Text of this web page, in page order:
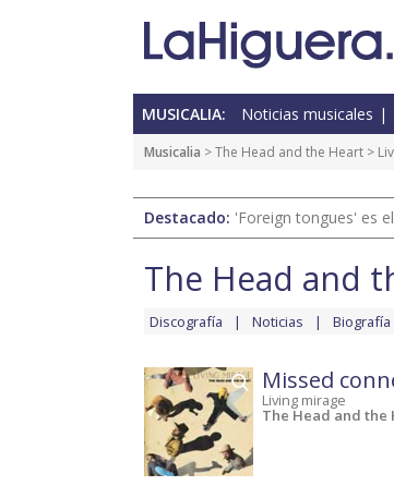
MUSICALIA: Noticias musicales
Musicalia >The Head and the Heart >
Destacado: 'Foreign tongues' es
The Head and
Discografía Noticias Biografía
Missed
Living mirage
The Head and the